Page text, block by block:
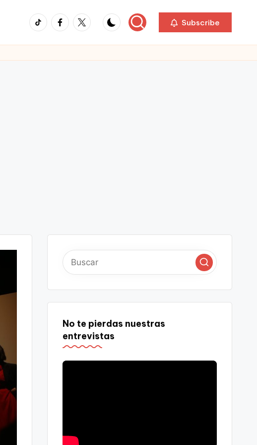
TikTokFacebook
Twitter Subscribe
No te pierdas nuestras
entrevistas